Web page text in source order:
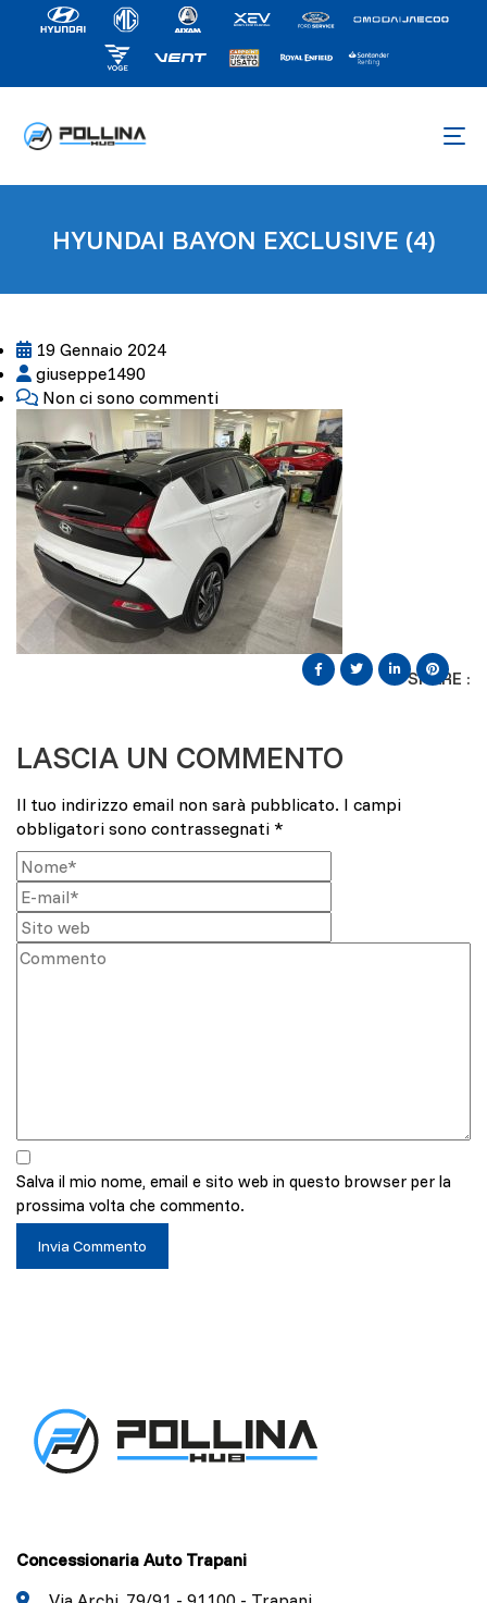
HYUNDAI BAYON EXCLUSIVE (4)
19 Gennaio 2024
giuseppe1490
Non ci sono commenti
SHARE :
LASCIA UN COMMENTO
Il tuo indirizzo email non sarà pubblicato. I campi
obbligatori sono contrassegnati *
Salva il mio nome, email e sito web in questo browser per la
prossima volta che commento.
Concessionaria Auto Trapani